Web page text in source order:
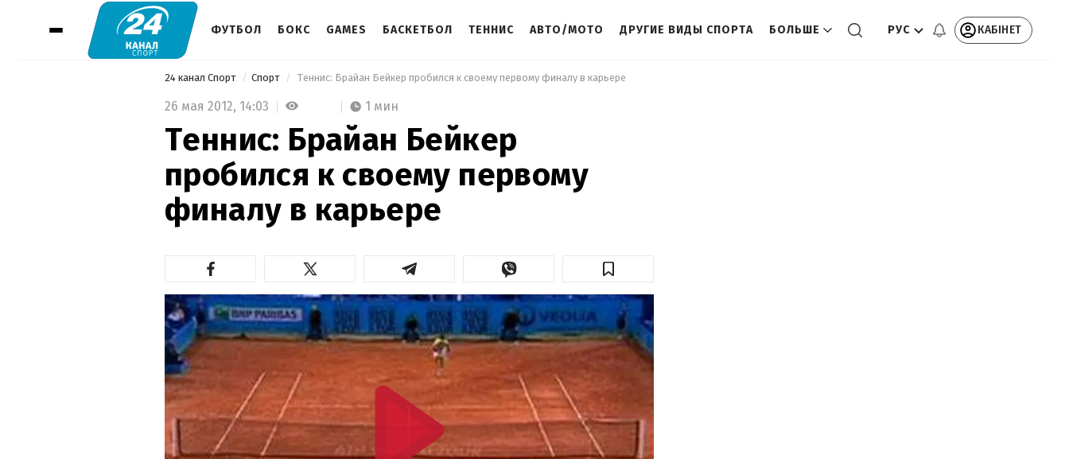
ФУТБОЛ БОКС GAMES БАСКЕТБОЛ ТЕННИС АВТО/МОТО ДРУГИЕ ВИДЫ СПОРТА БОЛЬШЕ РУС КАБІНЕТ
24 канал Спорт Спорт Теннис: Брайан Бейкер пробился к своему первому финалу в карьере
26 мая 2012, 14:03 1 мин
Теннис: Брайан Бейкер
пробился к своему первому
финалу в карьере